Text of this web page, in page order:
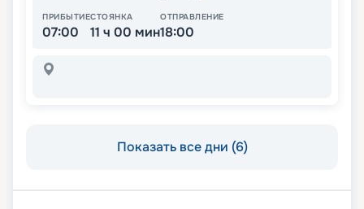
ПРИБЫТИЕ
07:00
СТОЯНКА
11 ч 00 мин
ОТПРАВЛЕНИЕ
18:00
Показать все дни (6)